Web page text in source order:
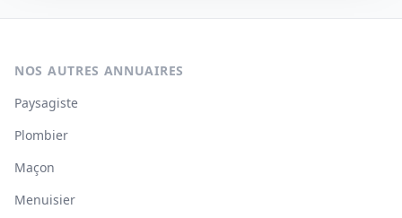
NOS AUTRES ANNUAIRES
Paysagiste
Plombier
Maçon
Menuisier